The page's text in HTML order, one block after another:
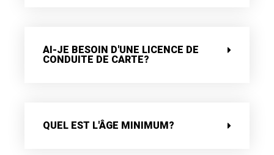
AI-JE BESOIN D'UNE LICENCE DE
CONDUITE DE CARTE?
QUEL EST L'ÂGE MINIMUM?